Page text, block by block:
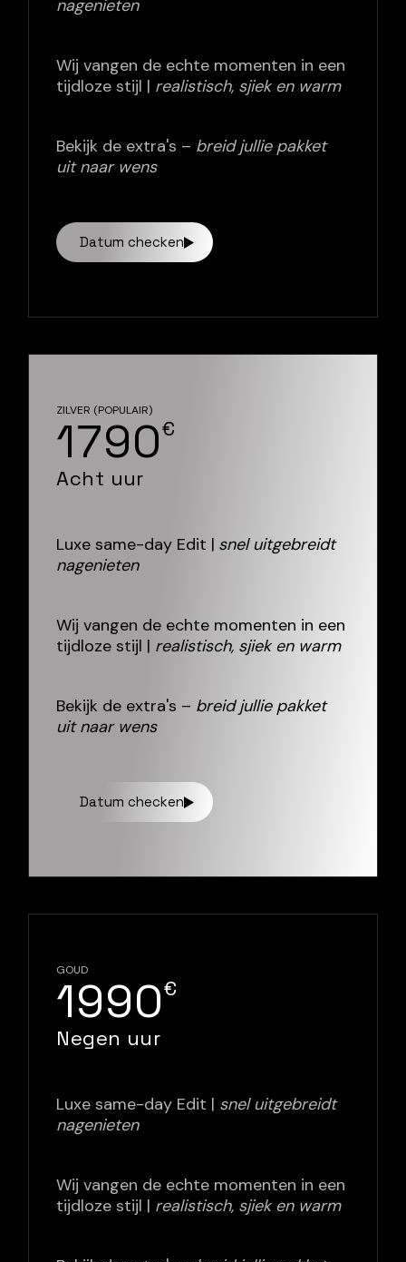
nagenieten
Wij vangen de echte momenten in een
tijdloze stijl | realistisch, sjiek en warm
Bekijk de extra's – breid jullie pakket
uit naar wens
Datum checken
ZILVER (POPULAIR)
1790€
Acht uur
Luxe same-day Edit | snel uitgebreidt
nagenieten
Wij vangen de echte momenten in een
tijdloze stijl | realistisch, sjiek en warm
Bekijk de extra's – breid jullie pakket
uit naar wens
Datum checken
GOUD
1990€
Negen uur
Luxe same-day Edit | snel uitgebreidt
nagenieten
Wij vangen de echte momenten in een
tijdloze stijl | realistisch, sjiek en warm